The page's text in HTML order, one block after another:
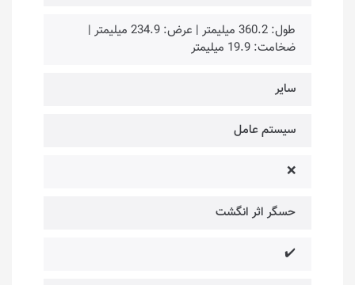
طول: 360.2 میلیمتر | عرض: 234.9 میلیمتر |
ضخامت: 19.9 میلیمتر
سایر
سیستم عامل
❌
حسگر اثر انگشت
✔️